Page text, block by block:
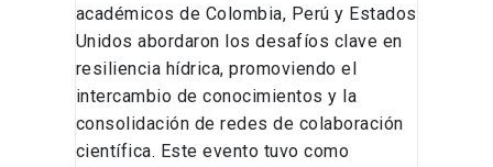
académicos de Colombia, Perú y Estados
Unidos abordaron los desafíos clave en
resiliencia hídrica, promoviendo el
intercambio de conocimientos y la
consolidación de redes de colaboración
científica. Este evento tuvo como